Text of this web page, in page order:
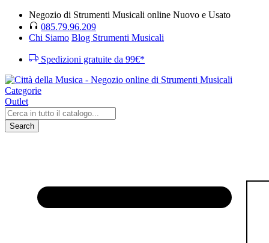
Negozio di Strumenti Musicali online Nuovo e Usato
085.79.96.209
Chi Siamo Blog Strumenti Musicali
Spedizioni gratuite da 99€*
Categorie
Outlet
Search